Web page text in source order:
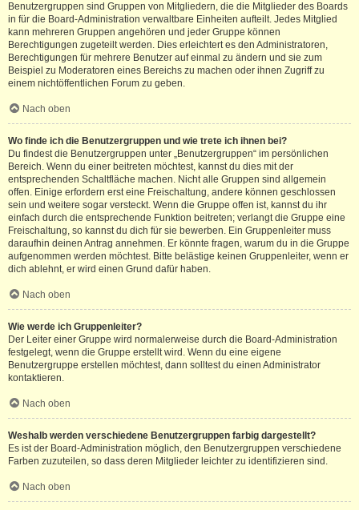
Benutzergruppen sind Gruppen von Mitgliedern, die die Mitglieder des Boards
in für die Board-Administration verwaltbare Einheiten aufteilt. Jedes Mitglied
kann mehreren Gruppen angehören und jeder Gruppe können
Berechtigungen zugeteilt werden. Dies erleichtert es den Administratoren,
Berechtigungen für mehrere Benutzer auf einmal zu ändern und sie zum
Beispiel zu Moderatoren eines Bereichs zu machen oder ihnen Zugriff zu
einem nichtöffentlichen Forum zu geben.
Nach oben
Wo finde ich die Benutzergruppen und wie trete ich ihnen bei?
Du findest die Benutzergruppen unter „Benutzergruppen“ im persönlichen
Bereich. Wenn du einer beitreten möchtest, kannst du dies mit der
entsprechenden Schaltfläche machen. Nicht alle Gruppen sind allgemein
offen. Einige erfordern erst eine Freischaltung, andere können geschlossen
sein und weitere sogar versteckt. Wenn die Gruppe offen ist, kannst du ihr
einfach durch die entsprechende Funktion beitreten; verlangt die Gruppe eine
Freischaltung, so kannst du dich für sie bewerben. Ein Gruppenleiter muss
daraufhin deinen Antrag annehmen. Er könnte fragen, warum du in die Gruppe
aufgenommen werden möchtest. Bitte belästige keinen Gruppenleiter, wenn er
dich ablehnt, er wird einen Grund dafür haben.
Nach oben
Wie werde ich Gruppenleiter?
Der Leiter einer Gruppe wird normalerweise durch die Board-Administration
festgelegt, wenn die Gruppe erstellt wird. Wenn du eine eigene
Benutzergruppe erstellen möchtest, dann solltest du einen Administrator
kontaktieren.
Nach oben
Weshalb werden verschiedene Benutzergruppen farbig dargestellt?
Es ist der Board-Administration möglich, den Benutzergruppen verschiedene
Farben zuzuteilen, so dass deren Mitglieder leichter zu identifizieren sind.
Nach oben